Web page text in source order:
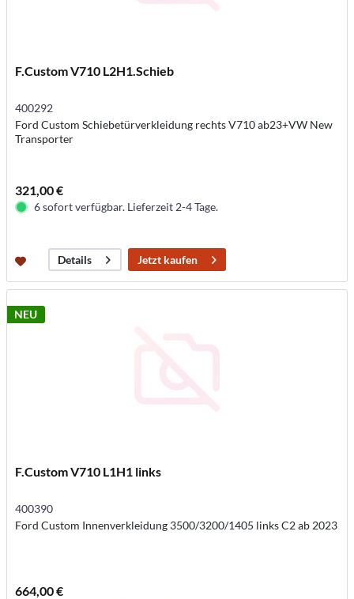
F.Custom V710 L2H1.Schieb
400292
Ford Custom Schiebetürverkleidung rechts V710 ab23+VW New
Transporter
321,00 €
6 sofort verfügbar. Lieferzeit 2-4 Tage.
Details Jetzt kaufen
NEU
F.Custom V710 L1H1 links
400390
Ford Custom Innenverkleidung 3500/3200/1405 links C2 ab 2023
664,00 €